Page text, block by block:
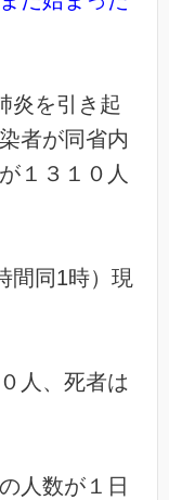
炎を引き起
者が同省内
１３１０人
間同1時）現
人、死者は
人数が１日